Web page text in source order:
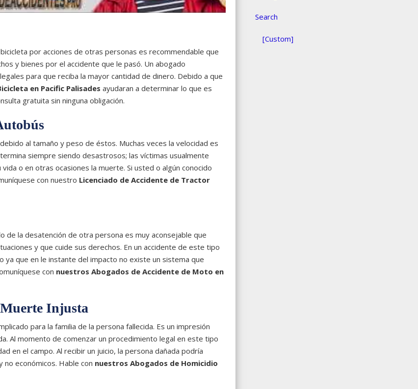
por acciones de otras personas es recommendable que
y bienes por el accidente que le pasó. Un abogado
para que reciba la mayor cantidad de dinero. Debido a que
en Pacific Palisades ayudaran a determinar lo que es
gratuita sin ninguna obligación.
al tamaño y peso de éstos. Muchas veces la velocidad es
siempre siendo desastrosos; las víctimas usualmente
o en otras ocasiones la muerte. Si usted o algún conocido
con nuestro Licenciado de Accidente de Tractor
de la desatención de otra persona es muy aconsejable que
y que cuide sus derechos. En un accidente de este tipo
que en le instante del impacto no existe un sistema que
con nuestros Abogados de Accidente de Moto en
Injusta
para la familia de la persona fallecida. Es un impresión
Al momento de comenzar un procedimiento legal en este tipo
en el campo. Al recibir un juicio, la persona dañada podría
económicos. Hable con nuestros Abogados de Homicidio
Search
[Custom]